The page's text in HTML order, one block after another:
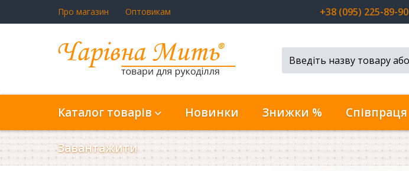
Про магазин Оптовикам +38 (095) 225-89-90
Каталог товарів Новинки Знижки % Співпраця
Завантажити